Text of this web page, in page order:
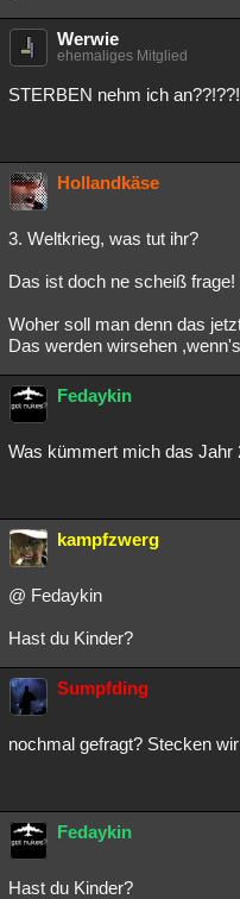
Werwie
ehemaliges Mitglied
STERBEN nehm ich
Hollandkäse
3. Weltkrieg, was tut ihr?
Das ist doch ne scheiß
Woher soll man denn das
Das werden wirsehen
Fedaykin
Was kümmert mich das Jahr
kampfzwerg
@ Fedaykin
Hast du Kinder?
Sumpfding
nochmal gefragt? Stecken
Fedaykin
Hast du Kinder?